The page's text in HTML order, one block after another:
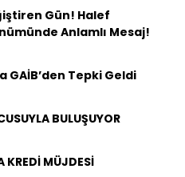
Gün! Halef
Anlamlı Mesaj!
GAİB’den Tepki Geldi
BULUŞUYOR
KREDİ MÜJDESİ